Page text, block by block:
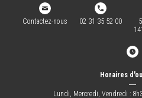
Contactez-nous 02 31 35 52 00
Horaires
―
Lundi, Mercredi, Vendredi :